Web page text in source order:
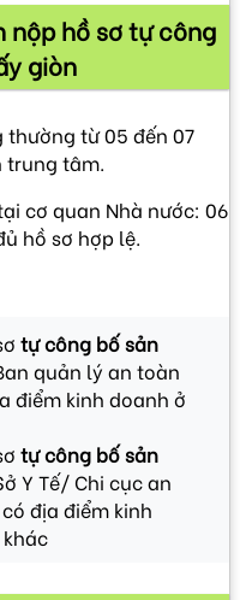
nộp hồ sơ tự công
giòn
thường từ 05 đến 07
trung tâm.
cơ quan Nhà nước: 06
hồ sơ hợp lệ.
tự công bố sản
quản lý an toàn
điểm kinh doanh ở
tự công bố sản
Y Tế/ Chi cục an
địa điểm kinh